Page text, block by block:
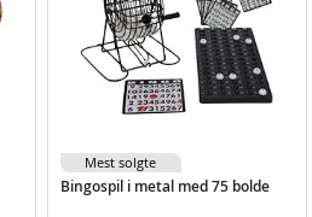
Bingospil i metal med 75 bolde
Mest solgte